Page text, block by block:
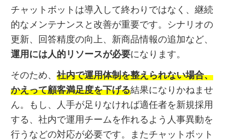
チャットボットは導入して終わりではなく、継続
的なメンテナンスと改善が重要です。シナリオの
更新、回答精度の向上、新商品情報の追加など、
運用には人的リソースが必要になります。
そのため、 社内で運用体制を整えられない場合、
かえって顧客満足度を下げる結果になりかねませ
ん。もし、人手が足りなければ適任者を新規採用
する、社内で運用チームを作れるよう人事異動を
行うなどの対応が必要です。またチャットボット